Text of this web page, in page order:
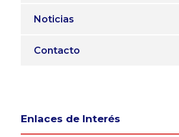
Noticias
Contacto
Enlaces de Interés